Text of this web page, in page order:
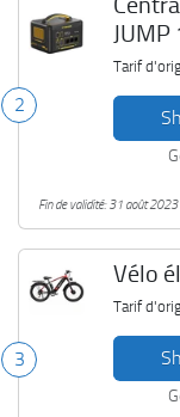
2
Tarif
Fin de validité: 31 août 2023
3
Vélo
Tarif